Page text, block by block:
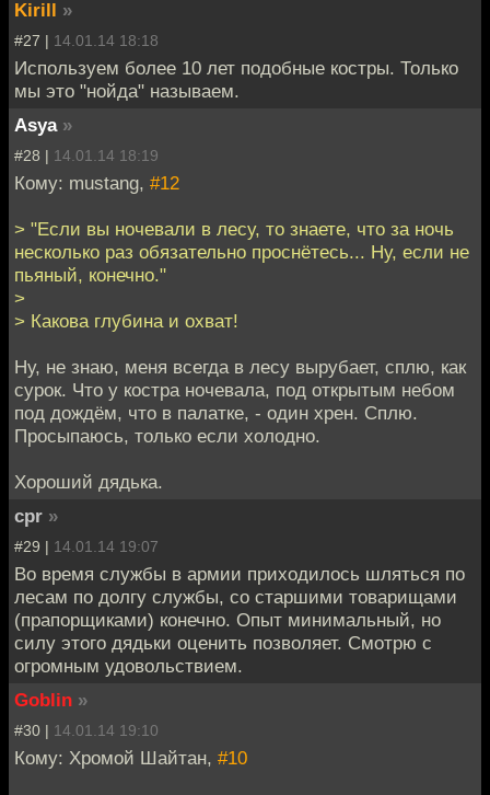
Kirill »
#27 | 14.01.14 18:18
Используем более 10 лет подобные костры. Только
мы это "нойда" называем.
Asya »
#28 | 14.01.14 18:19
Кому: mustang, #12
> "Если вы ночевали в лесу, то знаете, что за ночь
несколько раз обязательно проснётесь... Ну, если не
пьяный, конечно."
>
> Какова глубина и охват!
Ну, не знаю, меня всегда в лесу вырубает, сплю, как
сурок. Что у костра ночевала, под открытым небом
под дождём, что в палатке, - один хрен. Сплю.
Просыпаюсь, только если холодно.
Хороший дядька.
cpr »
#29 | 14.01.14 19:07
Во время службы в армии приходилось шляться по
лесам по долгу службы, со старшими товарищами
(прапорщиками) конечно. Опыт минимальный, но
силу этого дядьки оценить позволяет. Смотрю с
огромным удовольствием.
Goblin »
#30 | 14.01.14 19:10
Кому: Хромой Шайтан, #10